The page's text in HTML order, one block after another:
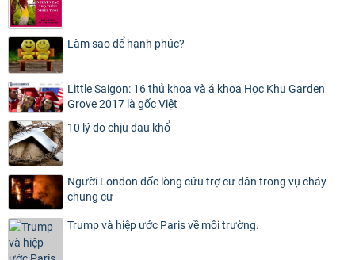
Làm sao để hạnh phúc?
Little Saigon: 16 thủ khoa và á khoa Học Khu Garden
Grove 2017 là gốc Việt
10 lý do chịu đau khổ
Người London dốc lòng cứu trợ cư dân trong vụ cháy
chung cư
Trump và hiệp ước Paris về môi trường.